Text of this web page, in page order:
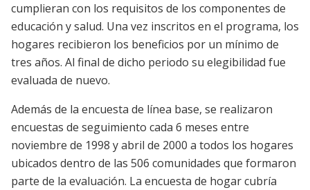
cumplieran con los requisitos de los componentes de
educación y salud. Una vez inscritos en el programa, los
hogares recibieron los beneficios por un mínimo de
tres años. Al final de dicho periodo su elegibilidad fue
evaluada de nuevo.
Además de la encuesta de línea base, se realizaron
encuestas de seguimiento cada 6 meses entre
noviembre de 1998 y abril de 2000 a todos los hogares
ubicados dentro de las 506 comunidades que formaron
parte de la evaluación. La encuesta de hogar cubría